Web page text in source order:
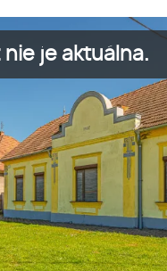
je aktuálna.